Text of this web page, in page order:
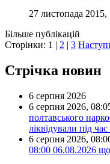
27 листопада 2015,
Більше публікацій
Сторінки: 1 | 2 | 3
Стрічка новин
6 серпня 2026
6 серпня 2026,
полтавського
ліквідували під
6 серпня 2026,
08:00 06.08.2026